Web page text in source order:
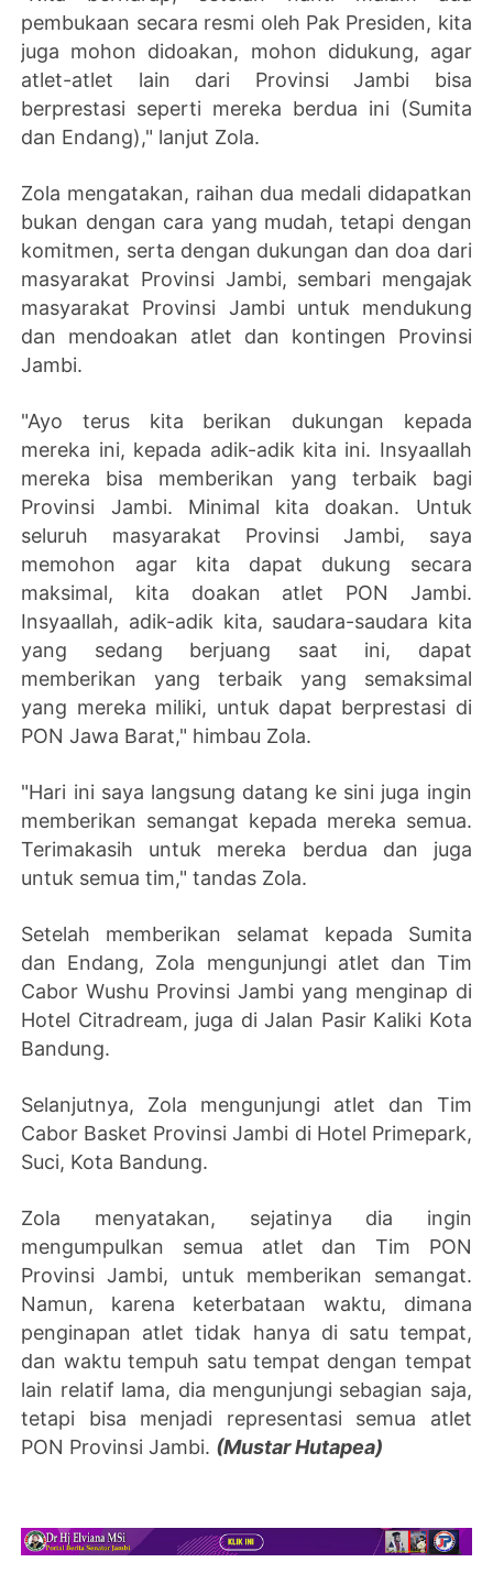
pembukaan secara resmi oleh Pak Presiden, kita
juga mohon didoakan, mohon didukung, agar
atlet-atlet lain dari Provinsi Jambi bisa
berprestasi seperti mereka berdua ini (Sumita
dan Endang)," lanjut Zola.
Zola mengatakan, raihan dua medali didapatkan
bukan dengan cara yang mudah, tetapi dengan
komitmen, serta dengan dukungan dan doa dari
masyarakat Provinsi Jambi, sembari mengajak
masyarakat Provinsi Jambi untuk mendukung
dan mendoakan atlet dan kontingen Provinsi
Jambi.
"Ayo terus kita berikan dukungan kepada
mereka ini, kepada adik-adik kita ini. Insyaallah
mereka bisa memberikan yang terbaik bagi
Provinsi Jambi. Minimal kita doakan. Untuk
seluruh masyarakat Provinsi Jambi, saya
memohon agar kita dapat dukung secara
maksimal, kita doakan atlet PON Jambi.
Insyaallah, adik-adik kita, saudara-saudara kita
yang sedang berjuang saat ini, dapat
memberikan yang terbaik yang semaksimal
yang mereka miliki, untuk dapat berprestasi di
PON Jawa Barat," himbau Zola.
"Hari ini saya langsung datang ke sini juga ingin
memberikan semangat kepada mereka semua.
Terimakasih untuk mereka berdua dan juga
untuk semua tim," tandas Zola.
Setelah memberikan selamat kepada Sumita
dan Endang, Zola mengunjungi atlet dan Tim
Cabor Wushu Provinsi Jambi yang menginap di
Hotel Citradream, juga di Jalan Pasir Kaliki Kota
Bandung.
Selanjutnya, Zola mengunjungi atlet dan Tim
Cabor Basket Provinsi Jambi di Hotel Primepark,
Suci, Kota Bandung.
Zola menyatakan, sejatinya dia ingin
mengumpulkan semua atlet dan Tim PON
Provinsi Jambi, untuk memberikan semangat.
Namun, karena keterbataan waktu, dimana
penginapan atlet tidak hanya di satu tempat,
dan waktu tempuh satu tempat dengan tempat
lain relatif lama, dia mengunjungi sebagian saja,
tetapi bisa menjadi representasi semua atlet
PON Provinsi Jambi. (Mustar Hutapea)